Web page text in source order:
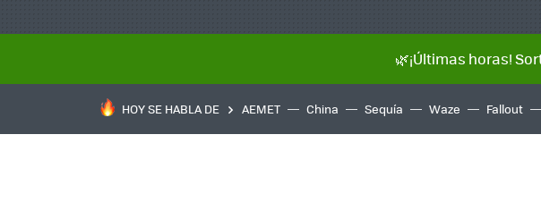
🌿¡Últimas horas!
HOY SE HABLA DE AEMET China Sequía Waze Fallout